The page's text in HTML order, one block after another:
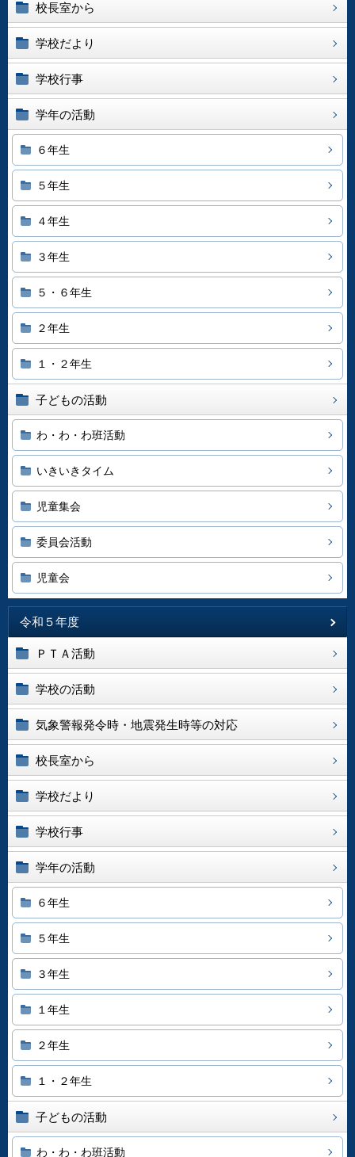
校長室から
学校だより
学校行事
学年の活動
６年生
５年生
４年生
３年生
５・６年生
２年生
１・２年生
子どもの活動
わ・わ・わ班活動
いきいきタイム
児童集会
委員会活動
児童会
令和５年度
ＰＴＡ活動
学校の活動
気象警報発令時・地震発生時等の対応
校長室から
学校だより
学校行事
学年の活動
６年生
５年生
３年生
１年生
２年生
１・２年生
子どもの活動
わ・わ・わ班活動